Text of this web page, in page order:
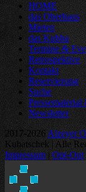
HOME
das Oberhaus
Mieten
das Kubba
Termine &
Retrospektive
Kontakt
Reservierung
Suche
Newsletter
2017-2026Alzeyer
Kubatschek | Alle
Impressum| Opt-Out